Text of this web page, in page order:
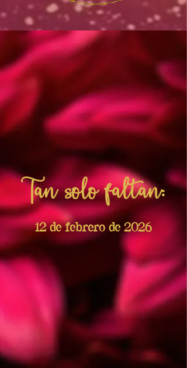
Tan solo faltan:
12 de febrero de 2026